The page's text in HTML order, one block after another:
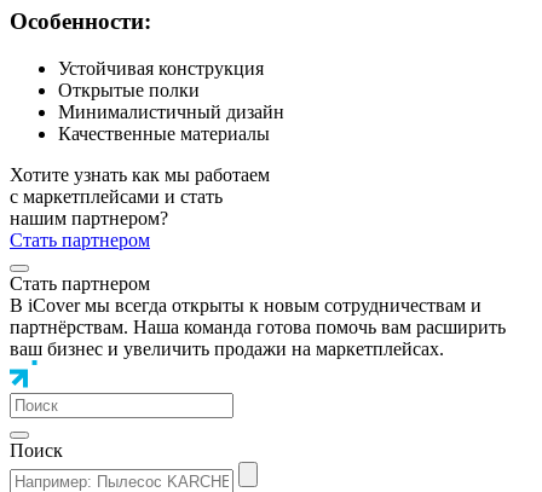
Особенности:
Устойчивая конструкция
Открытые полки
Минималистичный дизайн
Качественные материалы
Хотите узнать как мы работаем
с маркетплейсами и стать
нашим партнером?
Стать партнером
Стать партнером
В iCover мы всегда открыты к новым сотрудничествам и
партнёрствам. Наша команда готова помочь вам расширить
ваш бизнес и увеличить продажи на маркетплейсах.
Поиск